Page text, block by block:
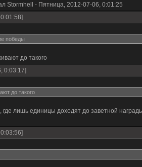
Stormhell - Пятница, 2012-07-06, 0:01:25
победы
до такого
0:03:17]
до такого
где лишь единицы доходят до заветной